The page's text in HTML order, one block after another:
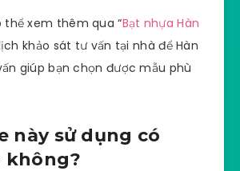
thể xem thêm qua “Bạt nhựa Hàn
khảo sát tư vấn tại nhà để Hàn
giúp bạn chọn được mẫu phù
này sử dụng có
không?